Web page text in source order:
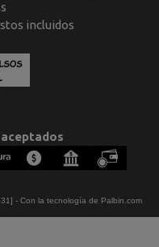
incluidos
- Con la tecnología de Palbin.com